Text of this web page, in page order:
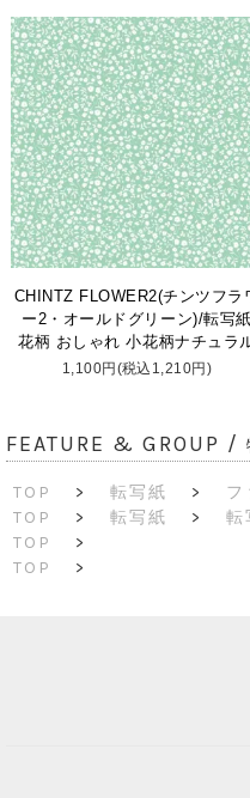
CHINTZ FLOWER2(チンツフラ
ー2・オールドグリーン)/転写紙
花柄 おしゃれ 小花柄ナチュラ
1,100円(税込1,210円)
FEATURE & GROUP /
TOP > 転写紙 >
フ
TOP
> 転写紙 >
転
TOP
>
TOP
>